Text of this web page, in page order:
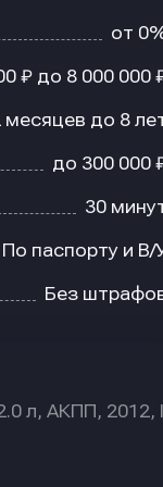
от
₽ до 8 000 000
месяцев до 8
до 300 000
30
По паспорту и В/
Без
л, АКПП, 2012, I